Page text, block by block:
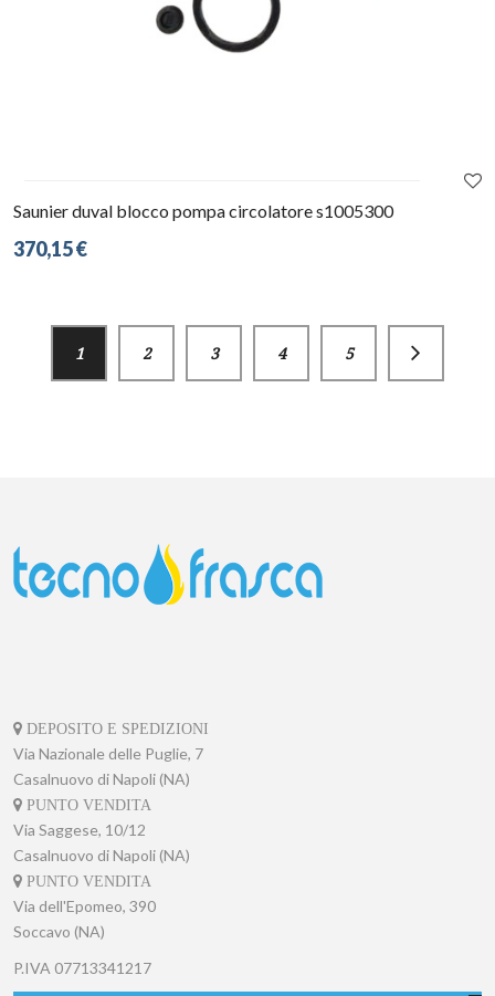
Saunier duval blocco pompa circolatore s1005300
370,15 €
1 2 3 4 5
DEPOSITO E SPEDIZIONI
Via Nazionale delle Puglie, 7
Casalnuovo di Napoli (NA)
PUNTO VENDITA
Via Saggese, 10/12
Casalnuovo di Napoli (NA)
PUNTO VENDITA
Via dell'Epomeo, 390
Soccavo (NA)
P.IVA 07713341217